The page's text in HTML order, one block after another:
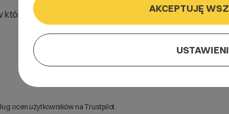
którym możesz bezpiecznie przechowywać
ocen użytkowników na Trustpilot
AKCEPTUJĘ